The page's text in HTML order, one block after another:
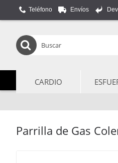
Teléfono Envíos
CARDIO
Parrilla de Gas